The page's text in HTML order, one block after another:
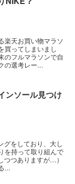
楽天お買い物マラソ
買ってしまいまし
のフルマラソンで自
の選考レー...
ンソール見つけ
をしており、大し
を持って取り組んで
つありますが…）
...